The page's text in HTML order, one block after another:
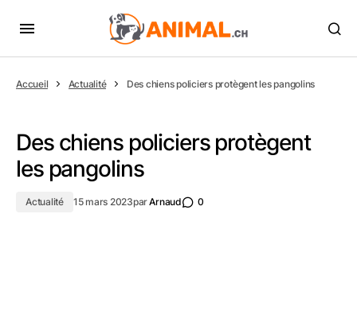
Accueil Actualité Des chiens policiers protègent les pangolins
Des chiens policiers protègent
les pangolins
Actualité 15 mars 2023parArnaud 0